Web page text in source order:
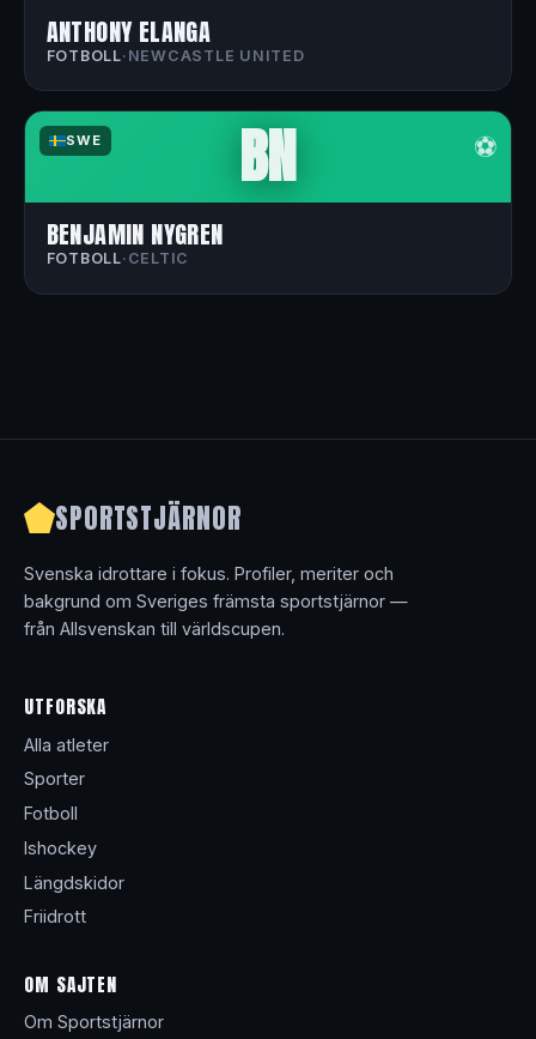
ANTHONY ELANGA
FOTBOLL· NEWCASTLE UNITED
SWE ⚽
BN
BENJAMIN NYGREN
FOTBOLL· CELTIC
SPORTSTJÄRNOR
Svenska idrottare i fokus. Profiler, meriter och
bakgrund om Sveriges främsta sportstjärnor —
från Allsvenskan till världscupen.
UTFORSKA
Alla atleter
Sporter
Fotboll
Ishockey
Längdskidor
Friidrott
OM SAJTEN
Om Sportstjärnor